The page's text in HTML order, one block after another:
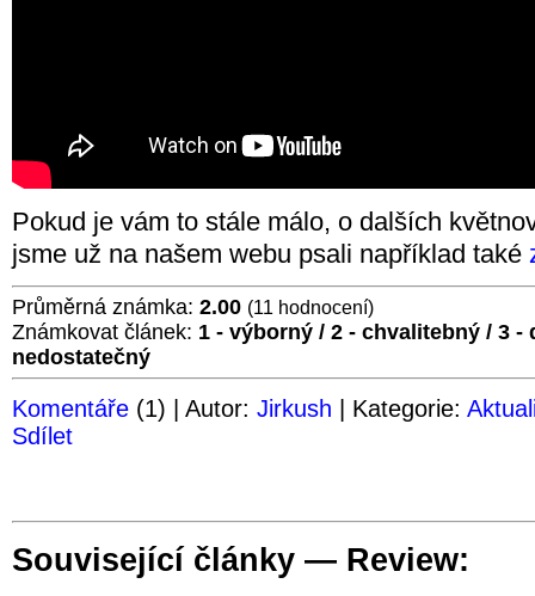
Pokud je vám to stále málo, o dalších
jsme už na našem webu psali například také
Průměrná známka: 2.00 (11 hodnocení)
Známkovat článek: 1 - výborný / 2 - chvalitebný / 3 -
nedostatečný
Komentáře (1) | Autor: Jirkush | Kategorie:
Sdílet
Související články — Review: